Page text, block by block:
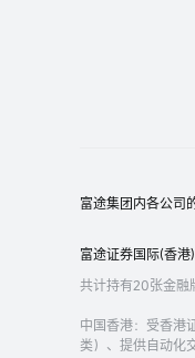
富途集团内各公司
富途证券国际(香港
共计持有20张金融
中国香港：受香港
类）、提供自动化